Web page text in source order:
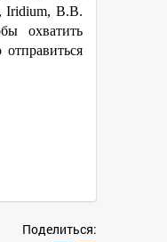
Iridium, B.B.
охватить
Поделиться: